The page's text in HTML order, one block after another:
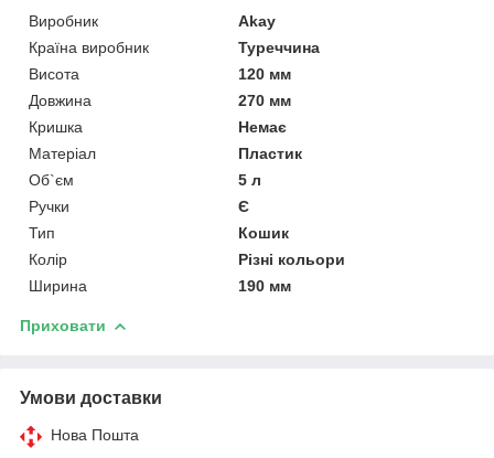
Виробник
Akay
Країна виробник
Туреччина
Висота
120 мм
Довжина
270 мм
Кришка
Немає
Матеріал
Пластик
Об`єм
5 л
Ручки
Є
Тип
Кошик
Колір
Різні кольори
Ширина
190 мм
Приховати
Умови доставки
Нова Пошта